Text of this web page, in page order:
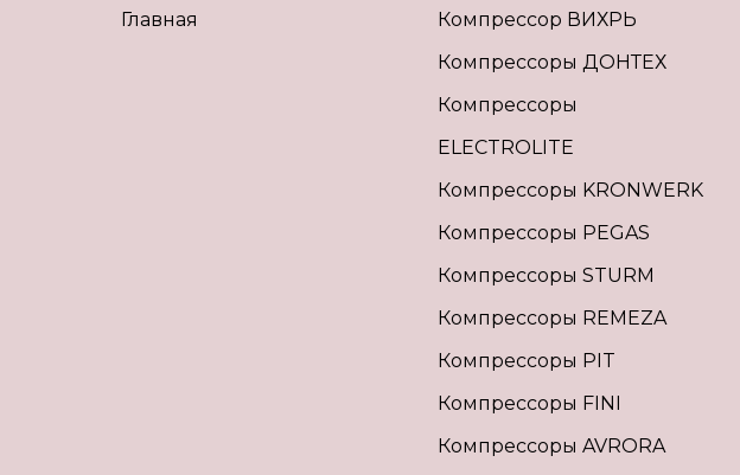
Главная
Компрессор ВИХРЬ
Компрессоры ДОНТЕХ
Компрессоры
ELECTROLITE
Компрессоры KRONWERK
Компрессоры PEGAS
Компрессоры STURM
Компрессоры REMEZA
Компрессоры PIT
Компрессоры FINI
Компрессоры AVRORA